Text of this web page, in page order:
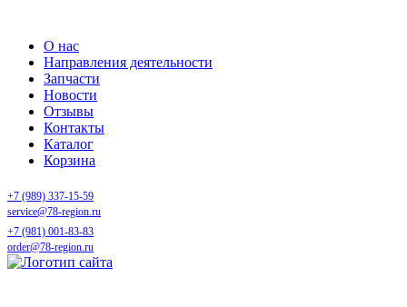
О нас
Направления деятельности
Запчасти
Новости
Отзывы
Контакты
Каталог
Корзина
+7 (989) 337-15-59
service@78-region.ru
+7 (981) 001-83-83
order@78-region.ru